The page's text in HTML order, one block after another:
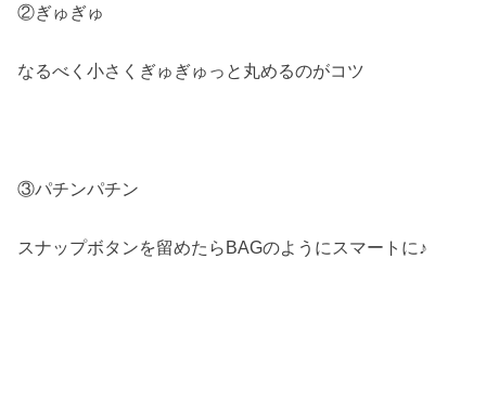
②ぎゅぎゅ
なるべく小さくぎゅぎゅっと丸めるのがコツ
③パチンパチン
スナップボタンを留めたらBAGのようにスマートに♪